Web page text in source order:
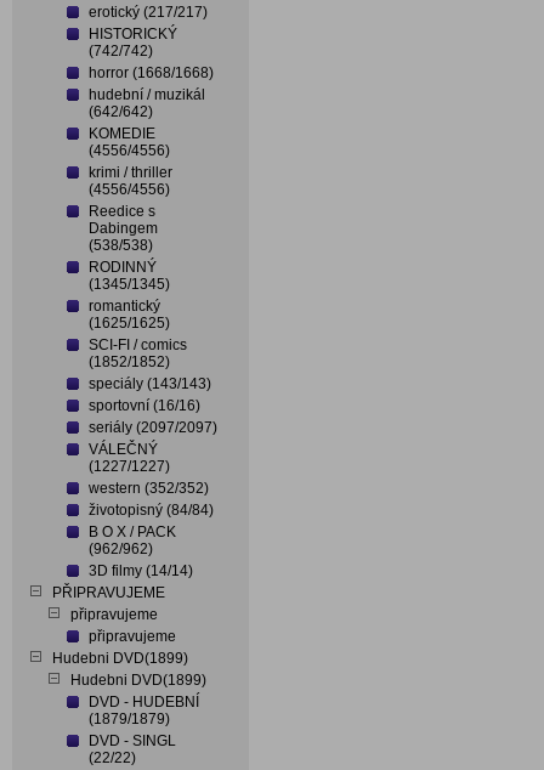
erotický (217/217)
HISTORICKÝ
(742/742)
horror (1668/1668)
hudební / muzikál
(642/642)
KOMEDIE
(4556/4556)
krimi / thriller
(4556/4556)
Reedice s
Dabingem
(538/538)
RODINNÝ
(1345/1345)
romantický
(1625/1625)
SCI-FI / comics
(1852/1852)
speciály (143/143)
sportovní (16/16)
seriály (2097/2097)
VÁLEČNÝ
(1227/1227)
western (352/352)
životopisný (84/84)
B O X / PACK
(962/962)
3D filmy (14/14)
PŘIPRAVUJEME
připravujeme
připravujeme
Hudebni DVD(1899)
Hudebni DVD(1899)
DVD - HUDEBNÍ
(1879/1879)
DVD - SINGL
(22/22)